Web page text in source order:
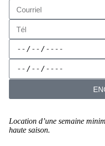
Location d’une semaine
haute saison.